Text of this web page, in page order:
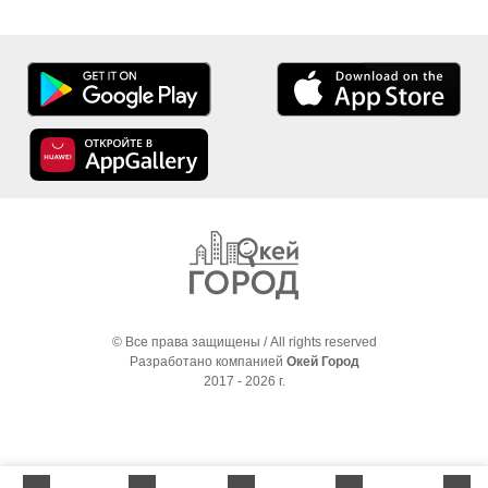
© Все права защищены / All rights reserved
Разработано компанией Окей Город
2017 - 2026 г.